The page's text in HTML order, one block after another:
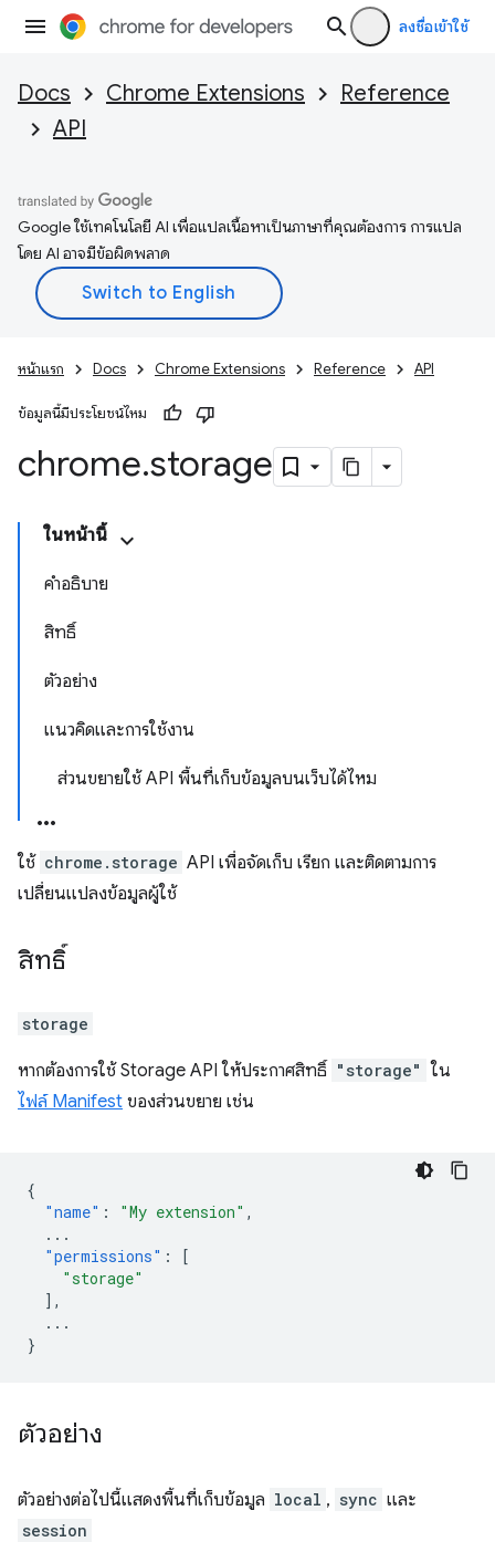
ลงชื่อเข้าใช้
Docs Chrome Extensions
Reference
API
Google ใช้เทคโนโลยี AI เพื่อแปลเนื้อหาเป็นภาษาที่คุณต้องการ การแปล
โดย AI อาจมีข้อผิดพลาด
หน้าแรก Docs Chrome Extensions Reference API
ข้อมูลนี้มีประโยชน์ไหม
chrome.storage
ในหน้านี้
คำอธิบาย
สิทธิ์
ตัวอย่าง
แนวคิดและการใช้งาน
ส่วนขยายใช้ API พื้นที่เก็บข้อมูลบนเว็บได้ไหม
ใช้ chrome.storage API เพื่อจัดเก็บ เรียก และติดตามการ
เปลี่ยนแปลงข้อมูลผู้ใช้
สิทธิ์
storage
หากต้องการใช้ Storage API ให้ประกาศสิทธิ์ "storage" ใน
ไฟล์ Manifest ของส่วนขยาย เช่น
{
"name" : "My extension" ,
...
"permissions" :
[
"storage"
],
...
}
ตัวอย่าง
ตัวอย่างต่อไปนี้แสดงพื้นที่เก็บข้อมูล local , sync และ
session